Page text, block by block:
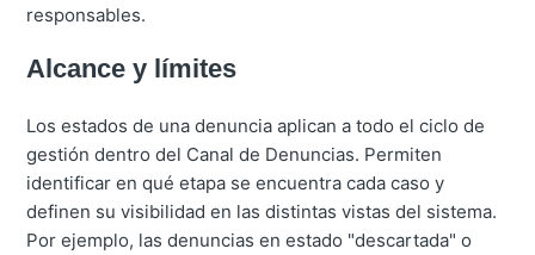
responsables.
Alcance y límites
Los estados de una denuncia aplican a todo el ciclo de
gestión dentro del Canal de Denuncias. Permiten
identificar en qué etapa se encuentra cada caso y
definen su visibilidad en las distintas vistas del sistema.
Por ejemplo, las denuncias en estado "descartada" o